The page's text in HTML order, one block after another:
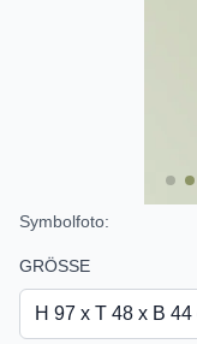
Symbolfoto:
GRÖSSE
H 97 x T 48 x B 44